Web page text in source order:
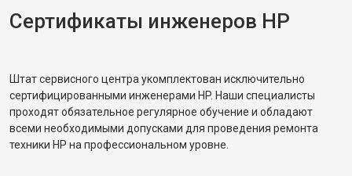
Сертификаты инженеров HP
Штат сервисного центра укомплектован исключительно
сертифицированными инженерами HP. Наши специалисты
проходят обязательное регулярное обучение и обладают
всеми необходимыми допусками для проведения ремонта
техники HP на профессиональном уровне.